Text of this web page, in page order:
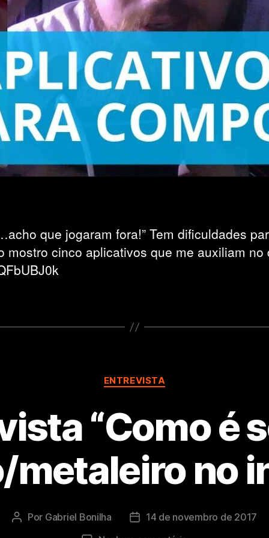
que jogaram fora!” Tem dificuldades
cinco aplicativos que me auxiliam
Categorias
ENTREVISTA
“Como é
metaleiro no
Autor
Por Gabriel Bonilha
Data14 de novembro de 2017